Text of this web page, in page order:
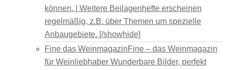
können. | Weitere Beilagenhefte erscheinen
regelmäßig, z.B. über Themen um spezielle
Anbaugebiete. [/showhide]
Fine das WeinmagazinFine – das Weinmagazin
für Weinliebhaber Wunderbare Bilder, perfekt